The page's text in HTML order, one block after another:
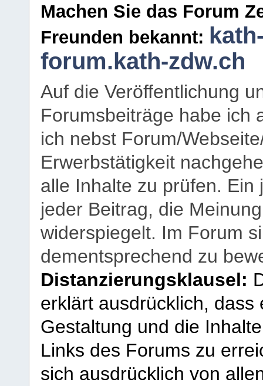
Machen Sie das Forum
Freunden bekannt:
forum.kath-zdw.ch
Auf die Veröffentlichung
Forumsbeiträge habe ich
ich nebst Forum/
Erwerbstätigkeit
alle Inhalte zu prüfen.
jeder Beitrag, die
widerspiegelt. Im Forum
dementsprechend zu
Distanzierungsklausel:
erklärt ausdrücklich,
Gestaltung und die
Links des Forums zu
sich ausdrücklich von